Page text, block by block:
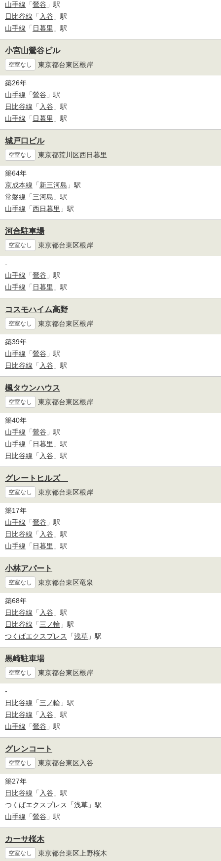
山手線 「鶯谷 」駅
日比谷線 「 入谷 」駅
山手線 「 日暮里 」駅
小宮山鶯谷ビル
空室なし 東京都台東区根岸
築26年
山手線 「鶯谷 」駅
日比谷線 「 入谷 」駅
山手線 「 日暮里 」駅
城戸口ビル
空室なし 東京都荒川区西日暮里
築64年
京成本線 「新三河島 」駅
常磐線 「三河島 」駅
山手線 「西日暮里 」駅
河合駐車場
空室なし 東京都台東区根岸
-
山手線 「鶯谷 」駅
山手線 「 日暮里 」駅
コスモハイム高野
空室なし 東京都台東区根岸
築39年
山手線 「鶯谷 」駅
日比谷線 「 入谷 」駅
楓タウンハウス
空室なし 東京都台東区根岸
築40年
山手線 「鶯谷 」駅
山手線 「 日暮里 」駅
日比谷線 「 入谷 」駅
グレートヒルズ
空室なし 東京都台東区根岸
築17年
山手線 「鶯谷 」駅
日比谷線 「 入谷 」駅
山手線 「 日暮里 」駅
小林アパート
空室なし 東京都台東区竜泉
築68年
日比谷線 「 入谷 」駅
日比谷線 「三ノ輪 」駅
つくばエクスプレス
「浅草 」駅
黒崎駐車場
空室なし 東京都台東区根岸
-
日比谷線 「三ノ輪 」駅
日比谷線 「 入谷 」駅
山手線 「鶯谷 」駅
グレンコート
空室なし 東京都台東区入谷
築27年
日比谷線 「 入谷 」駅
つくばエクスプレス
「浅草 」駅
山手線 「鶯谷 」駅
カーサ桜木
空室なし 東京都台東区上野桜木